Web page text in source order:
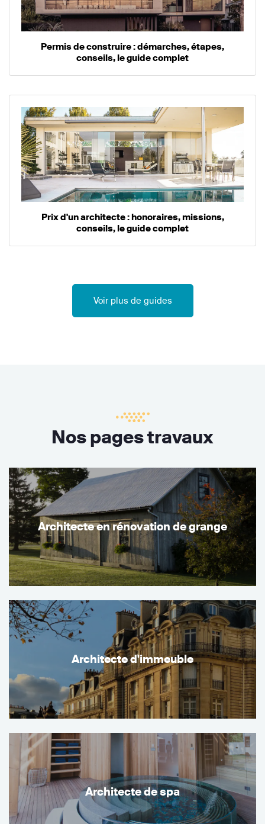
Permis de construire : démarches, étapes,
conseils, le guide complet
Prix d'un architecte : honoraires, missions,
conseils, le guide complet
Voir plus de guides
Nos pages travaux
Architecte en rénovation de grange
Architecte d'immeuble
Architecte de spa